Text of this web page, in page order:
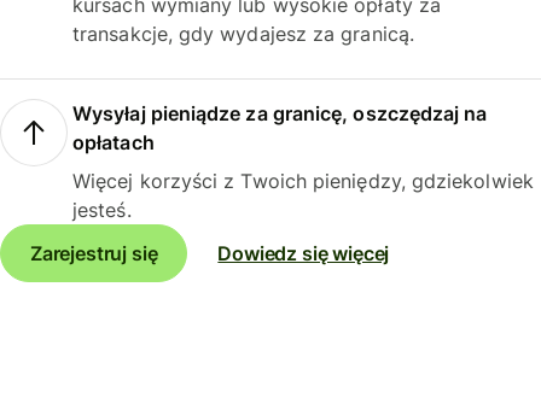
kursach wymiany lub wysokie opłaty za
transakcje, gdy wydajesz za granicą.
Wysyłaj pieniądze za granicę, oszczędzaj na
opłatach
Więcej korzyści z Twoich pieniędzy, gdziekolwiek
jesteś.
Zarejestruj się
Dowiedz się więcej